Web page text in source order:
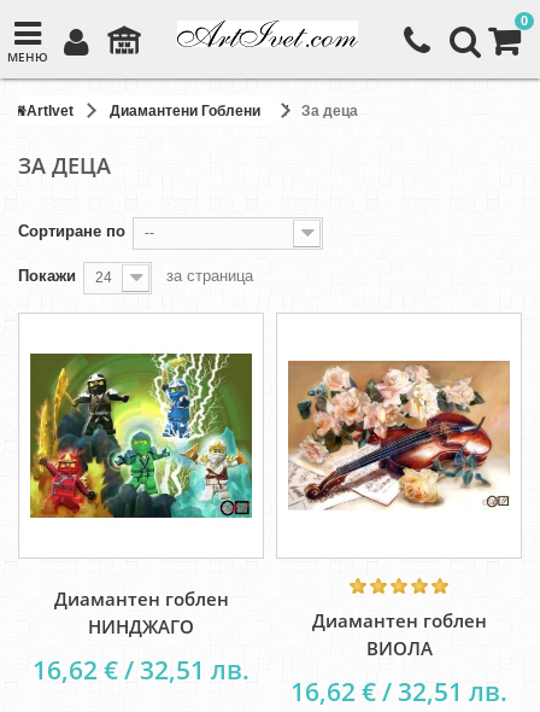
МЕНЮ
0
ArtIvet Диамантени Гоблени За деца
ЗА ДЕЦА
Сортиране по --
Покажи 24 за страница
Диамантен гоблен
НИНДЖАГО
16,62 € / 32,51 лв.
Диамантен гоблен
ВИОЛА
16,62 € / 32,51 лв.